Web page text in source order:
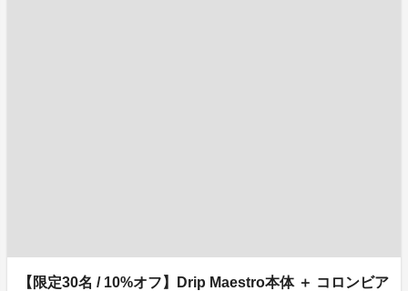
【限定30名 / 10%オフ】Drip Maestro本体 ＋ コロンビア